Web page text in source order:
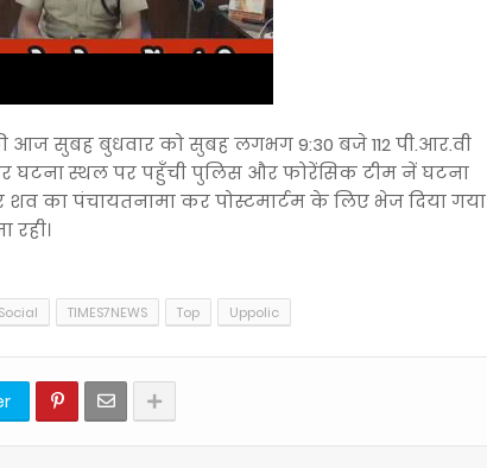
आज सुबह बुधवार को सुबह लगभग 9:30 बजे 112 पी.आर.वी
घटना स्थल पर पहुँची पुलिस और फोरेंसिक टीम नें घटना
शव का पंचायतनामा कर पोस्टमार्टम के लिए भेज दिया गया
Social TIMES7NEWS Top Uppolic